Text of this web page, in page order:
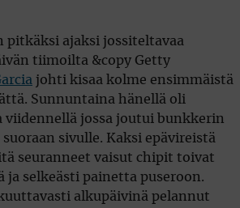
pitkäksi ajaksi jossiteltavaa
tiimoilta &copy Getty
johti kisaa kolme ensimmäistä
Sunnuntaina hänellä oli
viidennellä jossa joutui bunkkerin
sivulle. Kaksi epävireistä
seuranneet vaisut chipit toivat
ja selkeästi painetta puseroon.
alkupäivinä pelannut